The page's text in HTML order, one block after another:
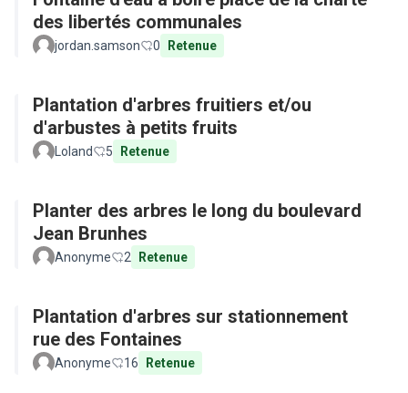
des libertés communales
jordan.samson 0 Retenue
Plantation d'arbres fruitiers et/ou
d'arbustes à petits fruits
Loland 5 Retenue
Planter des arbres le long du boulevard
Jean Brunhes
Anonyme 2 Retenue
Plantation d'arbres sur stationnement
rue des Fontaines
Anonyme 16 Retenue